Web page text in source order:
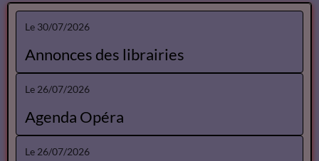
Le 30/07/2026
Annonces des librairies
Le 26/07/2026
Agenda Opéra
Le 26/07/2026